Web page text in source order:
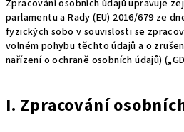
Zpracování osobních údajů upravuje
parlamentu a Rady (EU) 2016/679 ze
fyzických sobo v souvislosti se
volném pohybu těchto údajů a o
nařízení o ochraně osobních údajů)
I. Zpracování